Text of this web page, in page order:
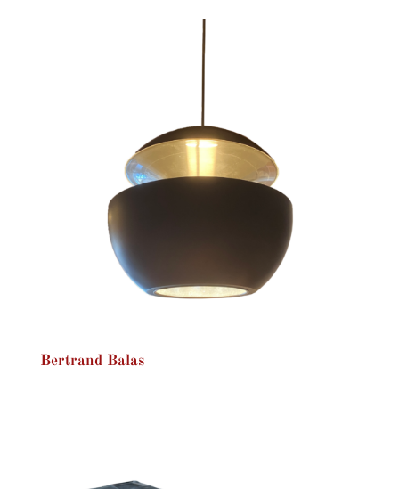
Bertrand Balas